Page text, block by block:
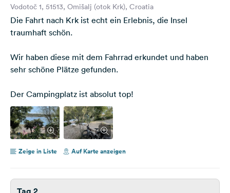
Vodotoč 1, 51513, Omišalj (otok Krk), Croatia
Die Fahrt nach Krk ist echt ein Erlebnis, die Insel
traumhaft schön.
Wir haben diese mit dem Fahrrad erkundet und haben
sehr schöne Plätze gefunden.
Der Campingplatz ist absolut top!
Zeige in Liste Auf Karte anzeigen